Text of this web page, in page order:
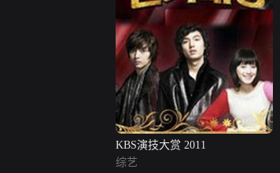
KBS演技大赏 2011
综艺